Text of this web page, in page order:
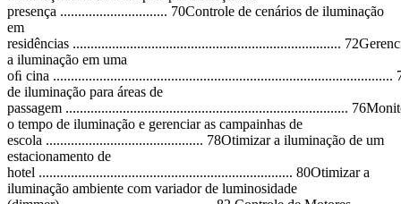
presença .............................. 70Controle de cenários de iluminação
em
residências ...........................................................................
a iluminação em uma
oﬁ cina ...............................................................................................
de iluminação para áreas de
passagem ...............................................................................
o tempo de iluminação e gerenciar as campainhas de
escola ............................................ 78Otimizar a iluminação de um
estacionamento de
hotel ....................................................................... 80Otimizar a
iluminação ambiente com variador de luminosidade